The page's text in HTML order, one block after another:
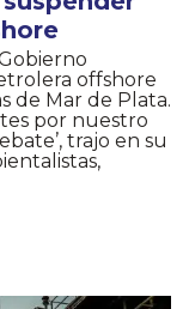
offshore
de Mar de Plata.
por nuestro
trajo en su